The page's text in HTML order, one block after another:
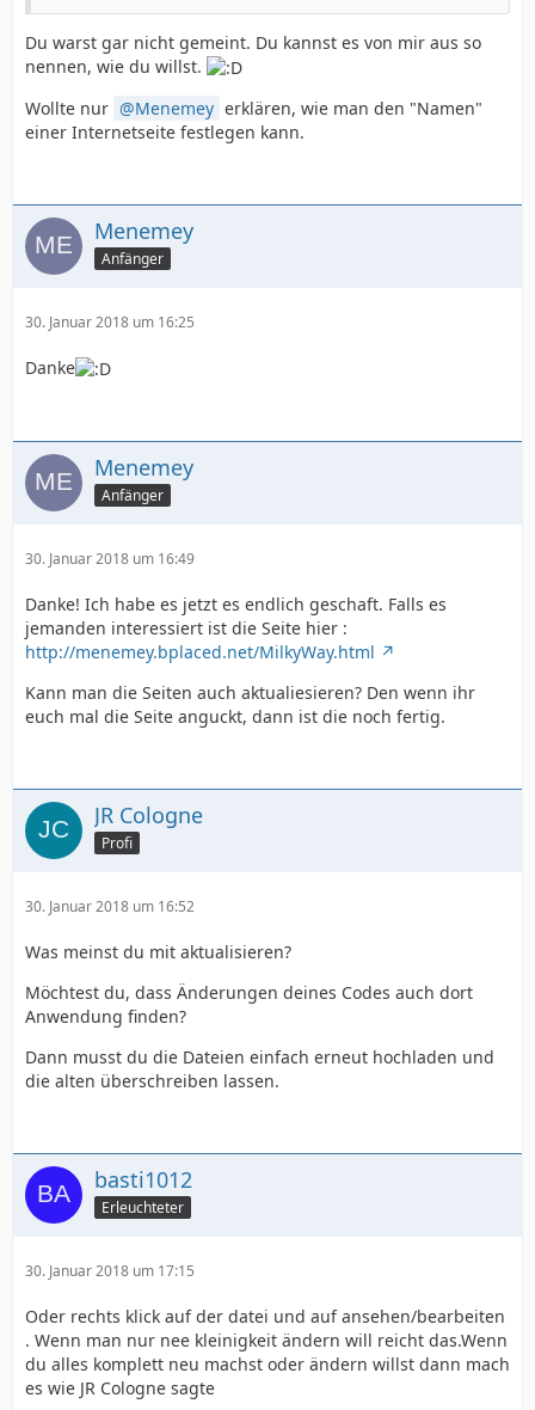
Du warst gar nicht gemeint. Du kannst es von mir aus so
nennen, wie du willst.
Wollte nur
Menemey erklären, wie man den "Namen"
einer Internetseite festlegen kann.
Menemey
Anfänger
30. Januar 2018 um 16:25
Danke
Menemey
Anfänger
30. Januar 2018 um 16:49
Danke! Ich habe es jetzt es endlich geschaft. Falls es
jemanden interessiert ist die Seite hier :
http://menemey.bplaced.net/MilkyWay.html
Kann man die Seiten auch aktualiesieren? Den wenn ihr
euch mal die Seite anguckt, dann ist die noch fertig.
JR Cologne
Profi
30. Januar 2018 um 16:52
Was meinst du mit aktualisieren?
Möchtest du, dass Änderungen deines Codes auch dort
Anwendung finden?
Dann musst du die Dateien einfach erneut hochladen und
die alten überschreiben lassen.
basti1012
Erleuchteter
30. Januar 2018 um 17:15
Oder rechts klick auf der datei und auf ansehen/bearbeiten
. Wenn man nur nee kleinigkeit ändern will reicht das.Wenn
du alles komplett neu machst oder ändern willst dann mach
es wie JR Cologne sagte